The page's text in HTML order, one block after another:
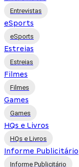
Entrevistas
eSports
eSports
Estreias
Estreias
Filmes
Filmes
Games
Games
HQs e Livros
HQs e Livros
Informe Publicitário
Informe Publicitário